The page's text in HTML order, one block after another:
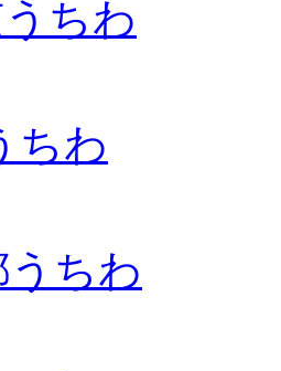
ちわ
ちわ
うちわ